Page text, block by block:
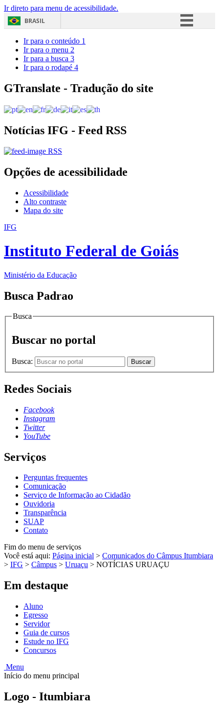
Ir direto para menu de acessibilidade.
BRASIL
Acesso à informação
Ir para o conteúdo 1
Ir para o menu 2
Ir para a busca 3
Ir para o rodapé 4
GTranslate - Tradução do site
Notícias IFG - Feed RSS
RSS
Opções de acessibilidade
Acessibilidade
Alto contraste
Mapa do site
IFG
Instituto Federal de Goiás
Ministério da Educação
Busca Padrao
Busca
Buscar no portal
Busca: Buscar
Redes Sociais
Facebook
Instagram
Twitter
YouTube
Serviços
Perguntas frequentes
Comunicação
Serviço de Informação ao Cidadão
Ouvidoria
Transparência
SUAP
Contato
Fim do menu de serviços
Você está aqui: Página inicial > Comunicados do Câmpus Itumbiara
> IFG > Câmpus > Uruaçu > NOTÍCIAS URUAÇU
Em destaque
Aluno
Egresso
Servidor
Guia de cursos
Estude no IFG
Concursos
Menu
Início do menu principal
Logo - Itumbiara